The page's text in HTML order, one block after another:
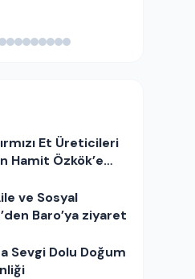
Et Üreticileri
Hamit Özkök’e
ve Sosyal
Baro’ya ziyaret
Sevgi Dolu Doğum